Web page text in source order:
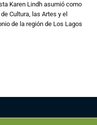
Karen Lindh asumió como
Cultura, las Artes y el
de la región de Los Lagos